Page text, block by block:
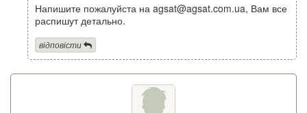
Напишите пожалуйста на agsat@agsat.com.ua, Вам все
распишут детально.
відповісти